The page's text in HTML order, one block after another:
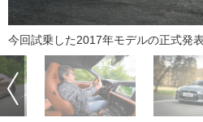
今回試乗した2017年モデルの正式発